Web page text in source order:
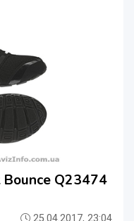
Bounce Q23474